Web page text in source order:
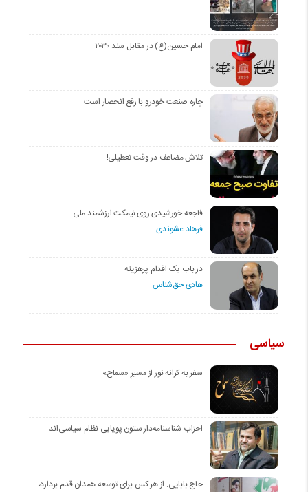
امام حسین(ع) در مقابل سند ۲۰۳۰
چاره صنعت خودرو با رفع انحصار است
تلاش مضاعف در وقت تعطیلی!
فاجعه خورشیدی روی نیمکت ارزشمند ملی
فرهاد عشوندی
در باب یک اقدام پرهزینه
هادی حق‌شناس
سیاسی
سفر به کرانه‌ نور از مسیرِ «سماح»
احزاب شناسنامه‌دار ستون پویایی نظام سیاسی‌اند
حاج بابایی: از هر کس برای توسعه همدان قدم بردارد،